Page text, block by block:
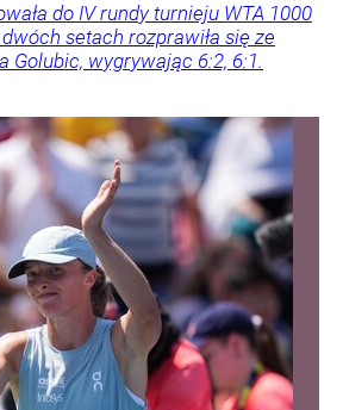
do IV rundy turnieju WTA 1000
setach rozprawiła się ze
Golubic, wygrywając 6:2, 6:1.